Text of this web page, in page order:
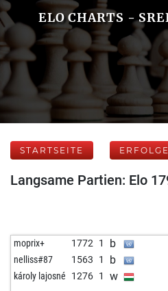
ELO CHARTS -
STARTSEITE
Langsame Partien: Elo
moprix+ 1772 1 b
nelliss#87 1563 1 b
károly lajosné 1276 1 w